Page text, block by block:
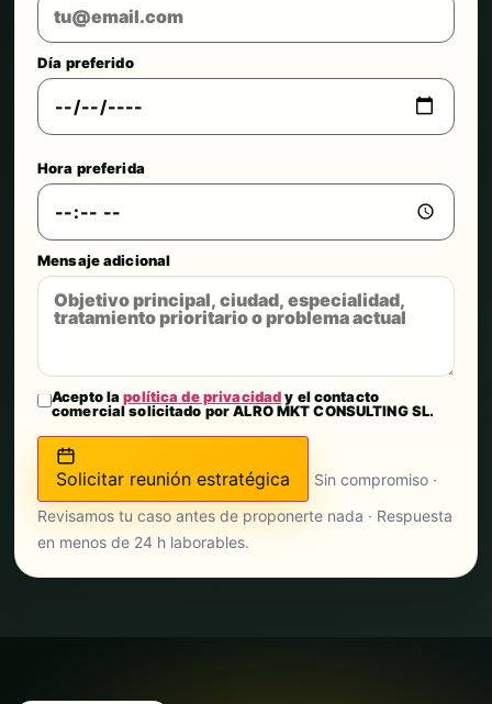
Día preferido
Hora preferida
Mensaje adicional
Acepto lapolítica de privacidady el contacto
comercial solicitado por ALRO MKT CONSULTING SL.
Solicitar reunión estratégica
Sin compromiso ·
Revisamos tu caso antes de proponerte nada · Respuesta
en menos de 24 h laborables.